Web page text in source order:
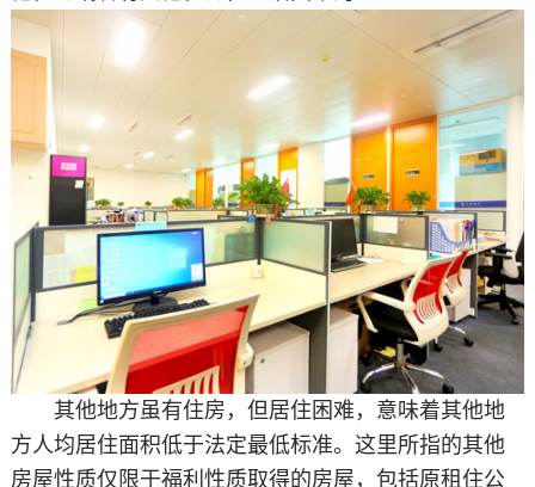
其他地方虽有住房，但居住困难，意味着其他地
方人均居住面积低于法定最低标准。这里所指的其他
房屋性质仅限于福利性质取得的房屋，包括原租住公